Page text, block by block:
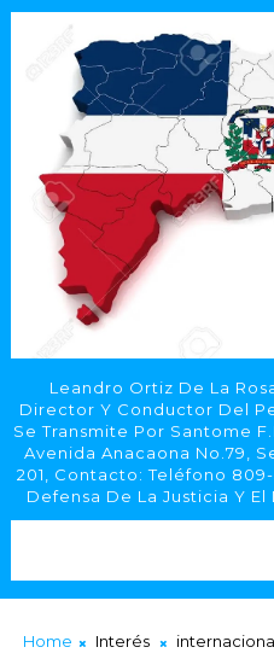
Leandro Ortiz De La
Director Y Conductor Del
Se Transmite Por Santome
Avenida Anacaona No.79,
201, Contacto: Teléfono
Defensa De La Justicia Y
Home Interés